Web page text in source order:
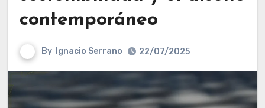
contemporáneo
By Ignacio Serrano 22/07/2025